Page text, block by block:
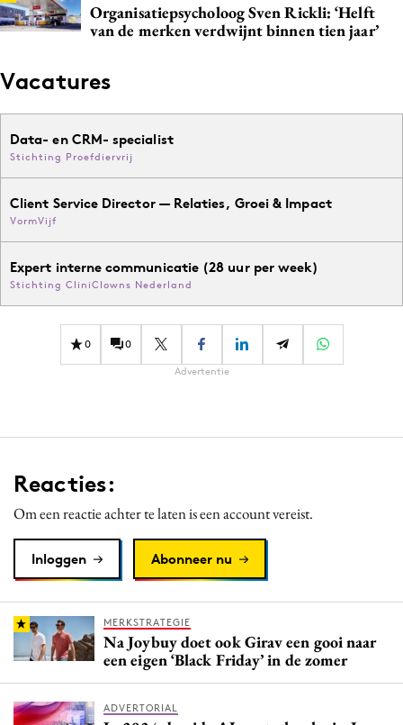
Organisatiepsycholoog Sven Rickli: ‘Helft
van de merken verdwijnt binnen tien jaar’
Vacatures
Data- en CRM- specialist
Stichting Proefdiervrij
Client Service Director — Relaties, Groei & Impact
VormVijf
Expert interne communicatie (28 uur per week)
Stichting CliniClowns Nederland
0 0
Advertentie
Reacties:
Om een reactie achter te laten is een account vereist.
Inloggen Abonneer nu
MERKSTRATEGIE
Na Joybuy doet ook Girav een gooi naar
een eigen ‘Black Friday’ in de zomer
ADVERTORIAL